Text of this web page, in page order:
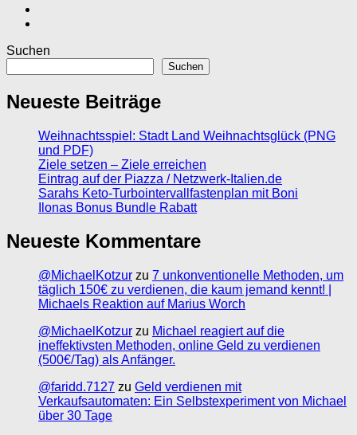
Suchen
Suchen
Neueste Beiträge
Weihnachtsspiel: Stadt Land Weihnachtsglück (PNG
und PDF)
Ziele setzen – Ziele erreichen
Eintrag auf der Piazza / Netzwerk-Italien.de
Sarahs Keto-Turbointervallfastenplan mit Boni
Ilonas Bonus Bundle Rabatt
Neueste Kommentare
@MichaelKotzur zu 7 unkonventionelle Methoden, um
täglich 150€ zu verdienen, die kaum jemand kennt! |
Michaels Reaktion auf Marius Worch
@MichaelKotzur zu Michael reagiert auf die
ineffektivsten Methoden, online Geld zu verdienen
(500€/Tag) als Anfänger.
@faridd.7127 zu Geld verdienen mit
Verkaufsautomaten: Ein Selbstexperiment von Michael
über 30 Tage